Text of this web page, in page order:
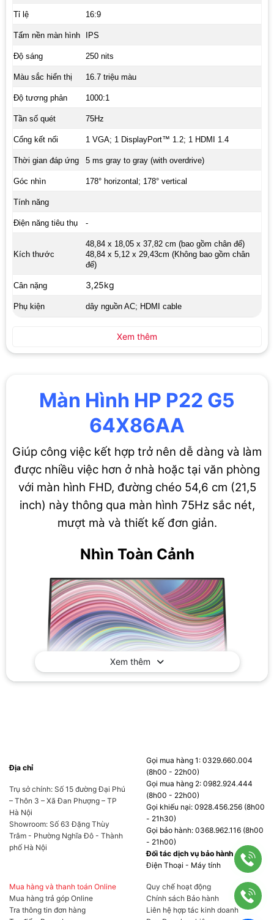
Màn Hình HP P22 G5
64X86AA
Giúp công việc kết hợp trở nên dễ dàng và làm
được nhiều việc hơn ở nhà hoặc tại văn phòng
với màn hình FHD, đường chéo 54,6 cm (21,5
inch) này thông qua màn hình 75Hz sắc nét,
mượt mà và thiết kế đơn giản.
Nhìn Toàn Cảnh
quả với chế độ xem phía trước màn hình tuyệt
vời. Màn hình IPS này có độ phân giải FHD và
tốc độ làm mới 75Hz cho hình ảnh sắc nét và
chuyển động mượt mà.
Thiết Kế Hiện Đại. Chức Năng Phù
Hợp.
Xem thêm
Tỉ lệ 16:9
Tấm nền màn hình IPS
Độ sáng 250 nits
Màu sắc hiển thị 16.7 triệu màu
Độ tương phản 1000:1
Tần số quét 75Hz
Cổng kết nối 1 VGA; 1 DisplayPort™ 1.2; 1 HDMI 1.4
Thời gian đáp ứng 5 ms gray to gray (with overdrive)
Góc nhìn 178° horizontal; 178° vertical
Tính năng
Điện năng tiêu thụ -
Kích thước
48,84 x 18,05 x 37,82 cm (bao gồm chân đế)
48,84 x 5,12 x 29,43cm (Không bao gồm chân
đế)
Cân nặng 3,25kg
Phụ kiện dây nguồnAC; HDMI cable
Xem thêm
Địa chỉ
Trụ sở chính: Số 15 đường Đại Phú
– Thôn 3 – Xã Đan Phượng – TP
Hà Nội
Showroom: Số 63 Đặng Thùy
Trâm - Phường Nghĩa Đô - Thành
phố Hà Nội
Gọi mua hàng 1: 0329.660.004
(8h00 - 22h00)
Gọi mua hàng 2: 0982.924.444
(8h00 - 22h00)
Gọi khiếu nại: 0928.456.256 (8h00
- 21h30)
Gọi bảo hành: 0368.962.116 (8h00
- 21h00)
Đối tác dịch vụ bảo hành
Điện Thoại - Máy tính
Mua hàng và thanh toán Online
Mua hàng trả góp Online
Tra thông tin đơn hàng
Quy chế hoạt động
Chính sách Bảo hành
Liên hệ hợp tác kinh doanh